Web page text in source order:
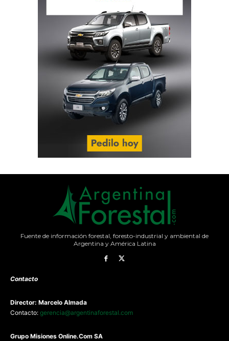
Fuente de información forestal, foresto-industrial y ambiental de
Argentina y América Latina
Contacto
Director: Marcelo Almada
Contacto: gerencia@argentinaforestal.com
Grupo Misiones Online.Com SA